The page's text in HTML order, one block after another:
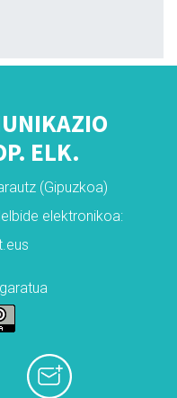
ELK.
(Gipuzkoa)
elektronikoa: